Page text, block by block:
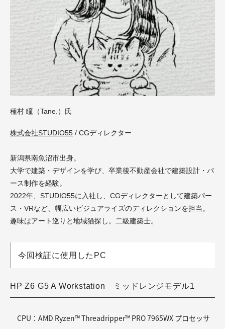
種村 瞳（Tane.）氏
株式会社STUDIO55 / CGディレクター
新潟県南魚沼市出身。
大学で建築・デザインを学び、卒業後不動産会社で建築設計・パ
ース制作を経験。
2022年、STUDIO55に入社し、CGディレクターとして建築パー
ス・VRなど、幅広いビジュアライズのディレクションを担当。
趣味はアート巡りと地域猫探し。二級建築士。
今回検証に使用したPC
HP Z6 G5 A Workstation ミッドレンジモデル1
CPU：AMD Ryzen™ Threadripper™ PRO 7965WX プロセッサ